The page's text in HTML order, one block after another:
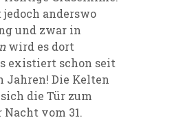
anderswo
und zwar in
wird es dort
existiert schon seit
Jahren! Die Kelten
die Tür zum
vom 31.